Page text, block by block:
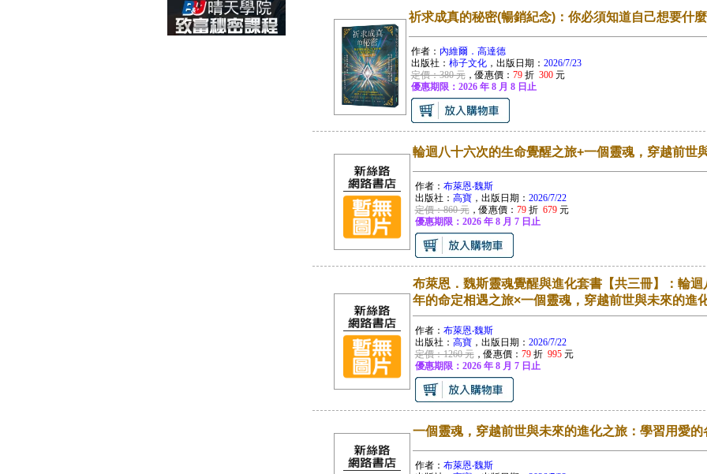
祈求成真的秘密(暢銷紀念)：你必須知道自己想要什
作者： 內維爾．高達德
出版社： 柿子文化，出版日期： 2026/7/23
定價：380 元，優惠價： 79折 300元
優惠期限：2026 年 8 月 8 日止
輪迴八十六次的生命覺醒之旅+一個靈魂，穿越前世
作者： 布萊恩‧魏斯
出版社： 高寶，出版日期： 2026/7/22
定價：860 元，優惠價： 79折 679元
優惠期限：2026 年 8 月 7 日止
布萊恩．魏斯靈魂覺醒與進化套書【共三冊】：輪
年的命定相遇之旅×一個靈魂，穿越前世與未來的進
作者： 布萊恩‧魏斯
出版社： 高寶，出版日期： 2026/7/22
定價：1260 元，優惠價： 79折 995元
優惠期限：2026 年 8 月 7 日止
一個靈魂，穿越前世與未來的進化之旅：學習用愛
作者： 布萊恩‧魏斯